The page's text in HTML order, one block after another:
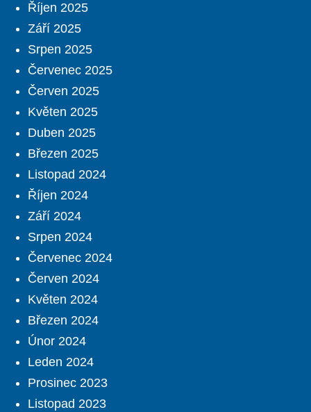
Říjen 2025
Září 2025
Srpen 2025
Červenec 2025
Červen 2025
Květen 2025
Duben 2025
Březen 2025
Listopad 2024
Říjen 2024
Září 2024
Srpen 2024
Červenec 2024
Červen 2024
Květen 2024
Březen 2024
Únor 2024
Leden 2024
Prosinec 2023
Listopad 2023